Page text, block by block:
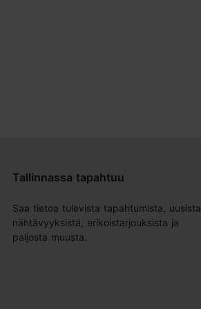
Tallinnassa tapahtuu
Saa tietoa tulevista tapahtumista, uusista
nähtävyyksistä, erikoistarjouksista ja
paljosta muusta.